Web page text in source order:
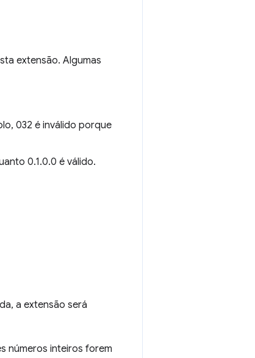
extensão. Algumas
032 é inválido porque
0.1.0.0 é válido.
a extensão será
números inteiros forem